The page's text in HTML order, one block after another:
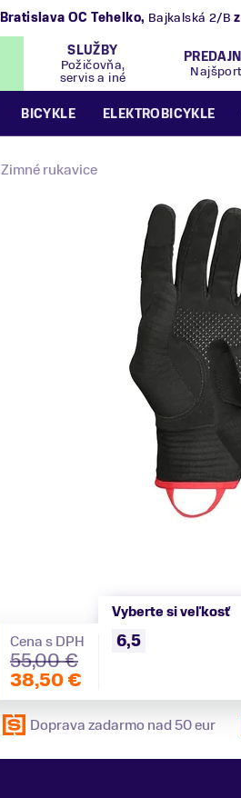
Bratislava OC Tehelko, Bajkalská 2/B
SLUŽBY
Požičovňa,
servis a iné
Najšport
BICYKLE ELEKTROBICYKLE
Zimné rukavice
Cena s DPH
55,00 €
38,50 €
Vyberte si veľkosť
6,5
Doprava zadarmo nad 50 eur